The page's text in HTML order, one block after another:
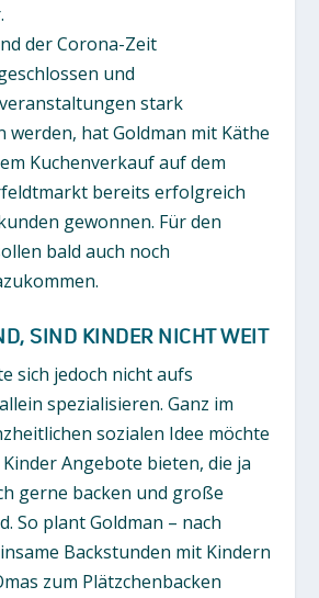
der Corona-Zeit
und
stark
werden, hat Goldman mit Käthe
Kuchenverkauf auf dem
bereits erfolgreich
gewonnen. Für den
bald auch noch
SIND KINDER NICHT WEIT
sich jedoch nicht aufs
spezialisieren. Ganz im
sozialen Idee möchte
Angebote bieten, die ja
gerne backen und große
So plant Goldman – nach
Backstunden mit Kindern
zum Plätzchenbacken